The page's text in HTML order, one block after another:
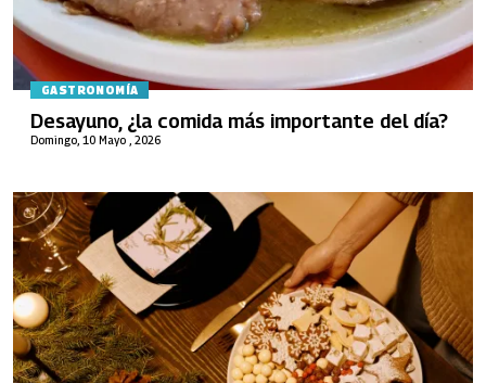
GASTRONOMÍA
Domingo, 10 Mayo , 2026
Desayuno, ¿la comida más importante del día?